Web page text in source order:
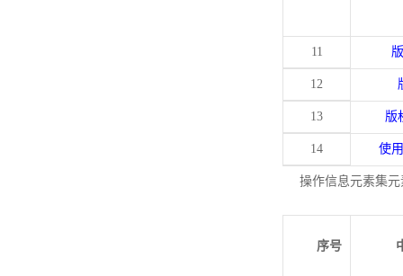
11
12
13 版
14 使
操作信息元素集
序号